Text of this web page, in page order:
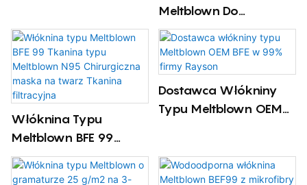
Meltblown Do
Chirurgicznej Maski Na
Twarz KN 95
Włóknina Typu
Meltblown BFE 99
Tkanina Typu
Meltblown N95
Dostawca Włókniny
Typu Meltblown OEM